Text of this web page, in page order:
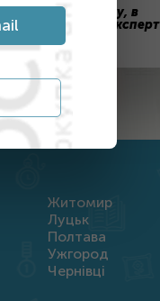
заявки на оценку, в
свяжется наш эксперт
ЦЕНУ
Житомир
Луцьк
Полтава
Ужгород
Чернівці